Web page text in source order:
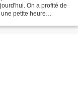
On a profité de
petite heure